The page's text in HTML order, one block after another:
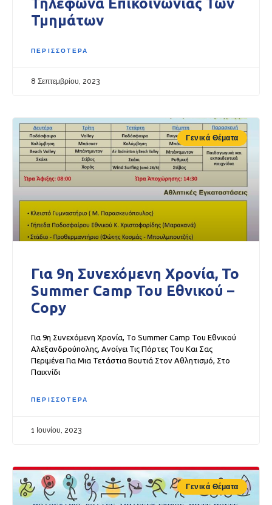
Τηλέφωνα Επικοινωνίας Των
Τμημάτων
ΠΕΡΙΣΣΟΤΕΡΑ
8 Σεπτεμβρίου, 2023
Γενικά Θέματα
Για 9η Συνεχόμενη Χρονία, Το
Summer Camp Του Εθνικού –
Copy
Για 9η Συνεχόμενη Χρονία, Το Summer Camp Του Εθνικού
Αλεξανδρούπολης, Ανοίγει Τις Πόρτες Του Και Σας
Περιμένει Για Μια Τετάστια Βουτιά Στον Αθλητισμό, Στο
Παιχνίδι
ΠΕΡΙΣΣΟΤΕΡΑ
1 Ιουνίου, 2023
Γενικά Θέματα